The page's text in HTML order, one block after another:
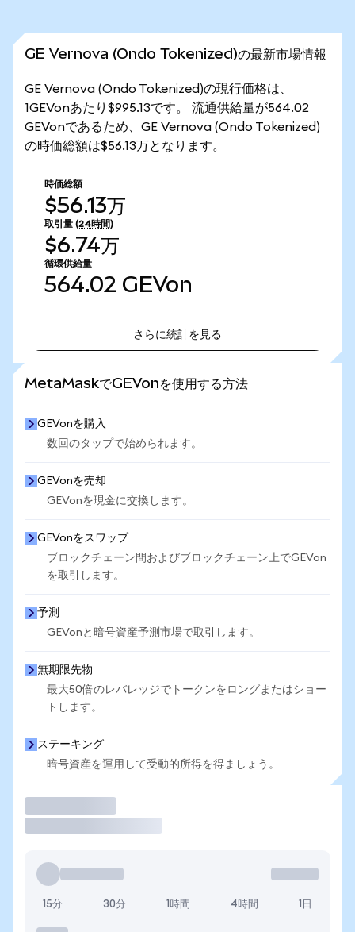
GE Vernova (Ondo Tokenized)の最新市場情報
GE Vernova (Ondo Tokenized)の現行価格は、
1GEVonあたり$995.13です。 流通供給量が564.02
GEVonであるため、GE Vernova (Ondo Tokenized)
の時価総額は$56.13万となります。
時価総額
$56.13万
取引量 (24時間)
$6.74万
循環供給量
564.02 GEVon
さらに統計を見る
MetaMaskでGEVonを使用する方法
GEVonを購入
数回のタップで始められます。
GEVonを売却
GEVonを現金に交換します。
GEVonをスワップ
ブロックチェーン間およびブロックチェーン上でGEVon
を取引します。
予測
GEVonと暗号資産予測市場で取引します。
無期限先物
最大50倍のレバレッジでトークンをロングまたはショー
トします。
ステーキング
暗号資産を運用して受動的所得を得ましょう。
15分 30分 1時間 4時間 1日